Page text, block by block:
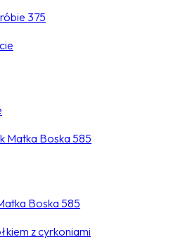
375
Boska 585